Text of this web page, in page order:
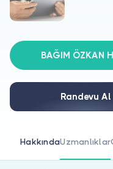
Hakkımızda
Doktorlar içinBAĞIM ÖZKAN
Randevu Al
HakkındaUzmanlıklar